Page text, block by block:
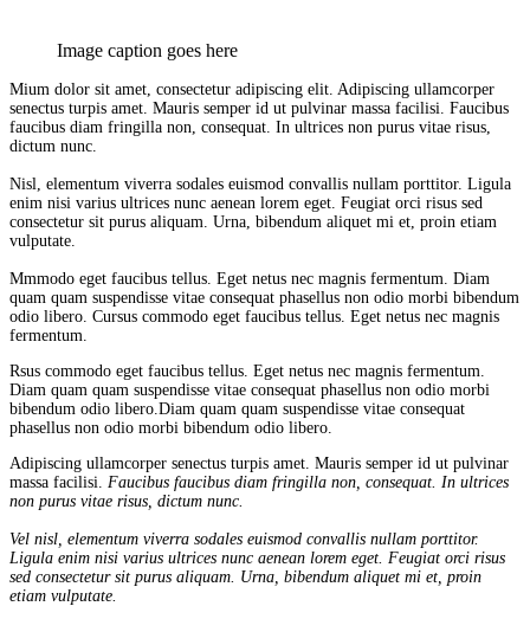
Image caption goes here
Mium dolor sit amet, consectetur adipiscing elit. Adipiscing ullamcorper
senectus turpis amet. Mauris semper id ut pulvinar massa facilisi. Faucibus
faucibus diam fringilla non, consequat. In ultrices non purus vitae risus,
dictum nunc.
Nisl, elementum viverra sodales euismod convallis nullam porttitor. Ligula
enim nisi varius ultrices nunc aenean lorem eget. Feugiat orci risus sed
consectetur sit purus aliquam. Urna, bibendum aliquet mi et, proin etiam
vulputate.
Mmmodo eget faucibus tellus. Eget netus nec magnis fermentum. Diam
quam quam suspendisse vitae consequat phasellus non odio morbi bibendum
odio libero. Cursus commodo eget faucibus tellus. Eget netus nec magnis
fermentum.
Rsus commodo eget faucibus tellus. Eget netus nec magnis fermentum.
Diam quam quam suspendisse vitae consequat phasellus non odio morbi
bibendum odio libero.Diam quam quam suspendisse vitae consequat
phasellus non odio morbi bibendum odio libero.
Adipiscing ullamcorper senectus turpis amet. Mauris semper id ut pulvinar
massa facilisi. Faucibus faucibus diam fringilla non, consequat. In ultrices
non purus vitae risus, dictum nunc.
Vel nisl, elementum viverra sodales euismod convallis nullam porttitor.
Ligula enim nisi varius ultrices nunc aenean lorem eget. Feugiat orci risus
sed consectetur sit purus aliquam. Urna, bibendum aliquet mi et, proin
etiam vulputate.